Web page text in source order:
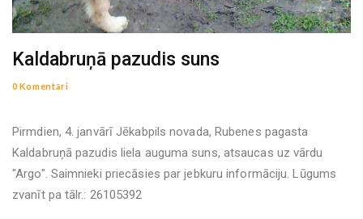
Kaldabruņā pazudis suns
0 Komentāri
Pirmdien, 4. janvārī Jēkabpils novada, Rubenes pagasta
Kaldabruņā pazudis liela auguma suns, atsaucas uz vārdu
"Argo". Saimnieki priecāsies par jebkuru informāciju. Lūgums
zvanīt pa tālr.: 26105392